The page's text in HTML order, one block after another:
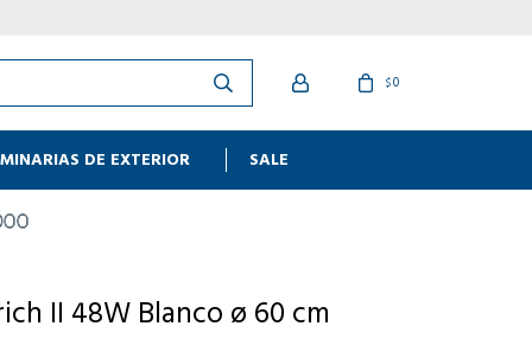
DE EXTERIOR SALE
$0
II 48W Blanco ø 60 cm